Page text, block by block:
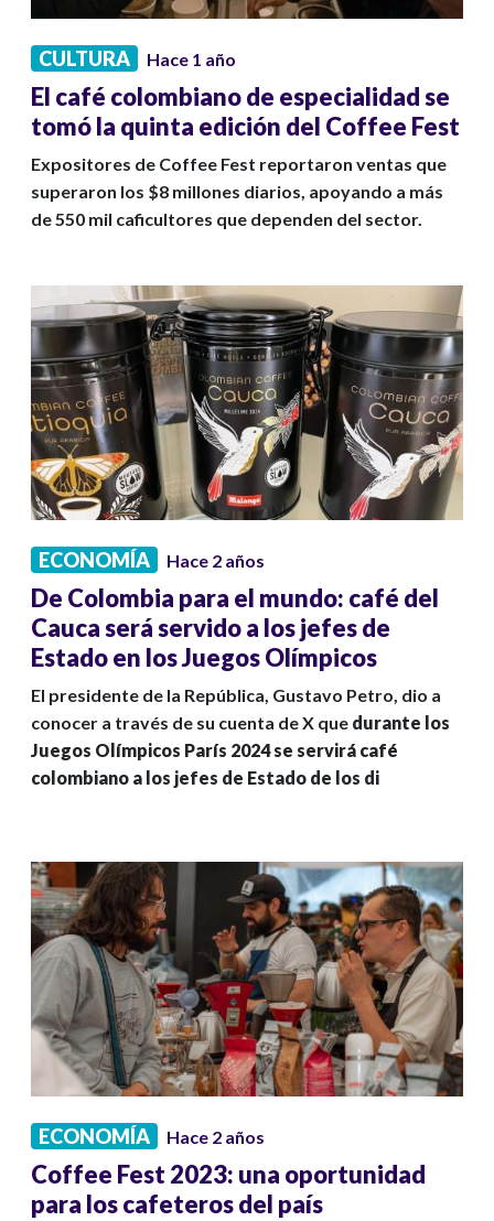
CULTURA Hace 1 año
El café colombiano de especialidad se
tomó la quinta edición del Coffee Fest
Expositores de Coffee Fest reportaron ventas que
superaron los $8 millones diarios, apoyando a más
de 550 mil caficultores que dependen del sector.
ECONOMÍA Hace 2 años
De Colombia para el mundo: café del
Cauca será servido a los jefes de
Estado en los Juegos Olímpicos
El presidente de la República, Gustavo Petro, dio a
conocer a través de su cuenta de X que durante los
Juegos Olímpicos París 2024 se servirá café
colombiano a los jefes de Estado de los di
ECONOMÍA Hace 2 años
Coffee Fest 2023: una oportunidad
para los cafeteros del país